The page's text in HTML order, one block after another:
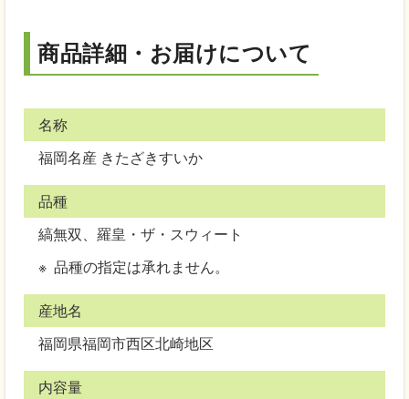
商品詳細・お届けについて
名称
福岡名産 きたざきすいか
品種
縞無双、羅皇・ザ・スウィート
品種の指定は承れません。
産地名
福岡県福岡市西区北崎地区
内容量